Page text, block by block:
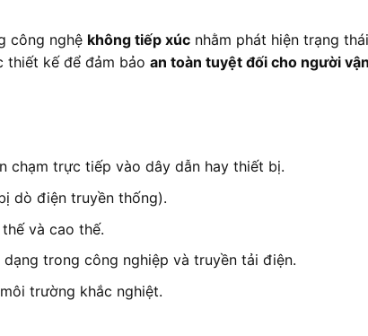
công nghệ không tiếp xúc nhằm phát hiện trạng
thiết kế để đảm bảo an toàn tuyệt đối cho người
chạm trực tiếp vào dây dẫn hay thiết bị.
dò điện truyền thống).
và cao thế.
trong công nghiệp và truyền tải điện.
trường khắc nghiệt.